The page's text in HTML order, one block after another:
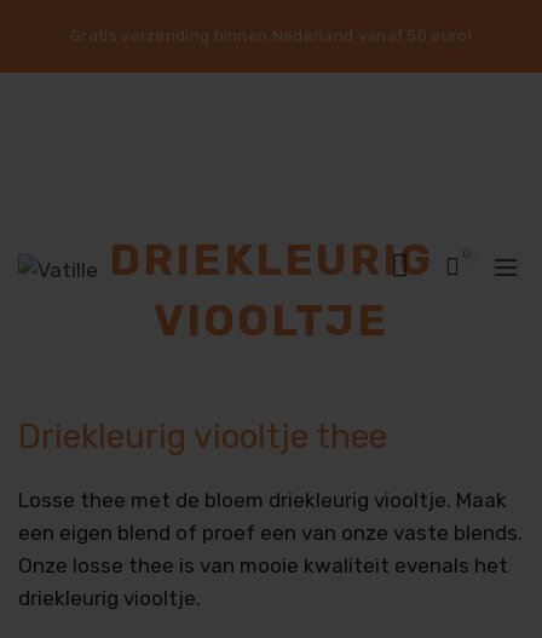
Gratis verzending binnen Nederland vanaf 50 euro!
DRIEKLEURIG
VIOOLTJE
Driekleurig viooltje thee
Losse thee met de bloem driekleurig viooltje. Maak
een eigen blend of proef een van onze vaste blends.
Onze losse thee is van mooie kwaliteit evenals het
driekleurig viooltje.